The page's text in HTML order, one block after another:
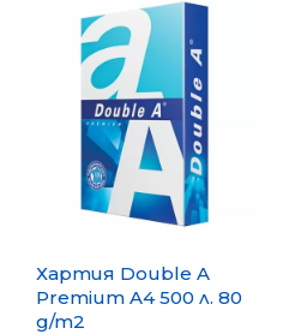
Хартия Double A
Premium A4 500 л. 80
g/m2